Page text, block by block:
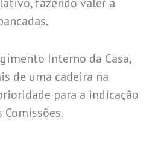
Interno da Casa,
de uma cadeira na
para a indicação